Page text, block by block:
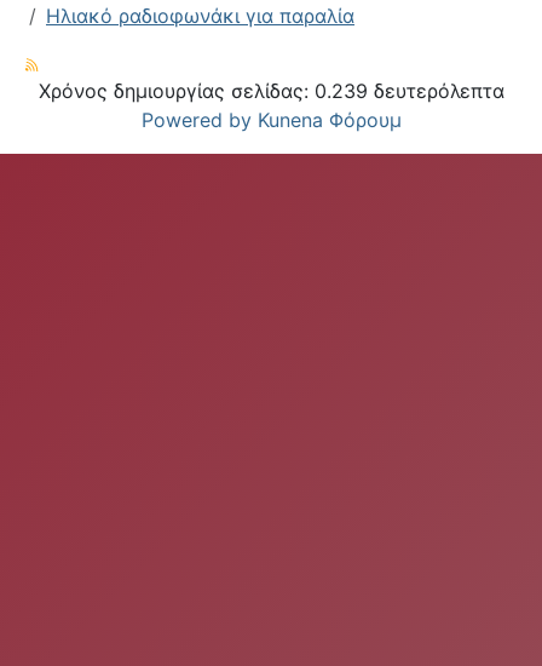
Ηλιακό ραδιοφωνάκι για παραλία
Χρόνος δημιουργίας σελίδας: 0.239 δευτερόλεπτα
Powered by Kunena Φόρουμ